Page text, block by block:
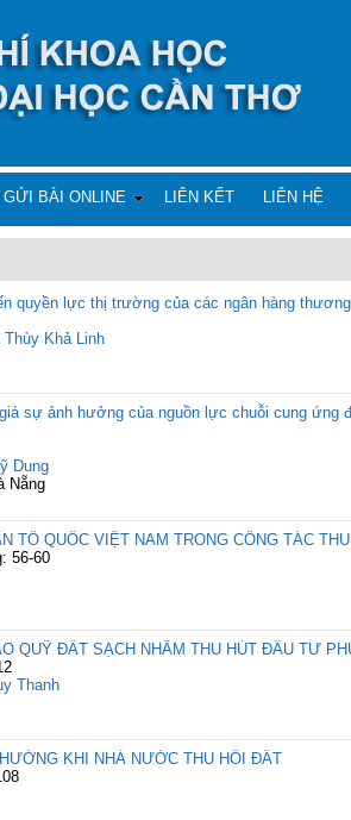
GỬI BÀI ONLINE LIÊN KẾT LIÊN HỆ
quyền lực thị trường của các ngân hàng
Thùy Khả Linh
sự ảnh hưởng của nguồn lực chuỗi cung ứng
Dung
Nẵng
TỔ QUỐC VIỆT NAM TRONG CÔNG TÁC
56-60
QUỸ ĐẤT SẠCH NHẰM THU HÚT ĐẦU TƯ
Thanh
KHI NHÀ NƯỚC THU HỒI ĐẤT